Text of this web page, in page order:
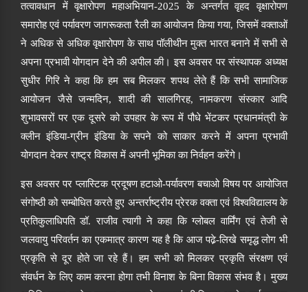
तत्वावधान में वृक्षारोपण महाअभियान-2025 के अन्तर्गत वृहद वृक्षारोपण
समारोह एवं पर्यावरण जागरूकता रैली का आयोजन किया गया, जिसमें वक्ताओं
ने अधिक से अधिक वृक्षारोपण के साथ पॉलीथीन मुक्त भारत बनाने में सभी से
अपना प्रभावी योगदान देने की अपील की। इस अवसर पर संस्थापक अध्यक्ष
सुधीर गिरि ने कहा कि हम सब मिलकर शपथ लेतेहैंकि सभी सामाजिक
आयोजन जैसे जन्मदिन,शादी की सालगिरह,
नामकरण संस्कार आदि
शुभावसरों पर एक दूसरे को उपहार के रूप में पौधे भेंटकर प्रधानमंत्री के
क्लीन इंडिया-ग्रीन इंडिया के सपने को साकार करने में अपना प्रभावी
योगदान देकर राष्ट्र विकास में अपनी भूमिका का निर्वहन करेंगे।
इस अवसर पर प्लास्टिक प्रदूषण हटाओ-पर्यावरण बचाओ विषय पर आयोजित
संगोष्ठी को सम्बोधित करते हुए अन्तर्राष्ट्रीय प्रेरक वक्ता एवं विश्वविद्यालय के
प्रतिकुलाधिपति डॉ. राजीव त्यागी ने कहा कि ग्लोबल वार्मिंग एवं तेजी से
जलवायु परिवर्तन का एकमात्र कारण यह है कि आज पढे़-लिखे समृद्ध लोग भी
प्रकृति से दूर होते जा रहेहैं। हम सभी को मिलकर प्रकृति संरक्षण एवं
संवर्धन के लिए काम करना होगा तभी विनाश के बिना विकास संभव है। मुख्य